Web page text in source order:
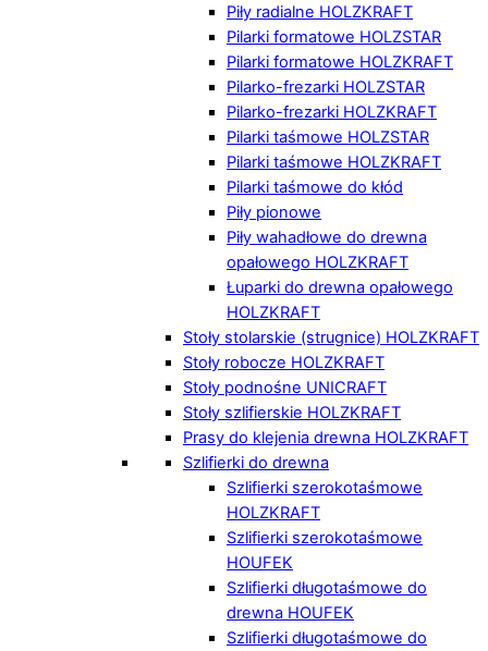
Piły radialne HOLZKRAFT
Pilarki formatowe HOLZSTAR
Pilarki formatowe HOLZKRAFT
Pilarko-frezarki HOLZSTAR
Pilarko-frezarki HOLZKRAFT
Pilarki taśmowe HOLZSTAR
Pilarki taśmowe HOLZKRAFT
Pilarki taśmowe do kłód
Piły pionowe
Piły wahadłowe do drewna
opałowego HOLZKRAFT
Łuparki do drewna opałowego
HOLZKRAFT
Stoły stolarskie (strugnice) HOLZKRAFT
Stoły robocze HOLZKRAFT
Stoły podnośne UNICRAFT
Stoły szlifierskie HOLZKRAFT
Prasy do klejenia drewna HOLZKRAFT
Szlifierki do drewna
Szlifierki szerokotaśmowe
HOLZKRAFT
Szlifierki szerokotaśmowe
HOUFEK
Szlifierki długotaśmowe do
drewna HOUFEK
Szlifierki długotaśmowe do